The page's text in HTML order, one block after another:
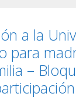
a la
para
–